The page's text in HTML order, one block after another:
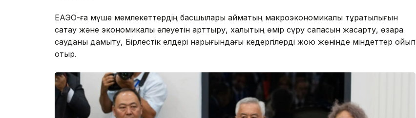
ЕАЭО-ға мүше мемлекеттердің басшылары аймақтың макроэкономикалық тұрақтылығын
сақтау және экономикалық әлеуетін арттыру, халықтың өмір сүру сапасын жақсарту, өзара
сауданы дамыту, Бірлестік елдері нарығындағы кедергілерді жою жөнінде міндеттер қойып
отыр.